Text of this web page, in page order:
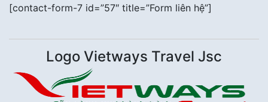
[contact-form-7 id=”57″ title=”Form liên hệ”]
Logo Vietways Travel Jsc